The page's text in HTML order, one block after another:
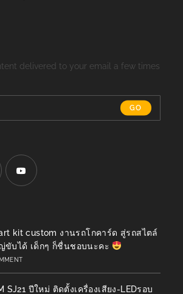
delivered to your email a few times
GO
new
kit custom งานรถโกคาร์ด สู่รถสไตล์
ขับได้ เด็กๆ ก็ชื่นชอบนะคะ
SJ21 ปีใหม่ ติดตั้งเครื่องเสียง-LEDรอบ